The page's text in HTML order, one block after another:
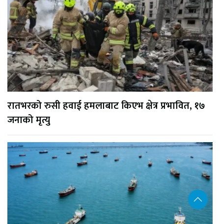
रातभरको रुसी हवाई हमलाबाट किएभ क्षेत्र प्रभावित, १७
जनाको मृत्यु